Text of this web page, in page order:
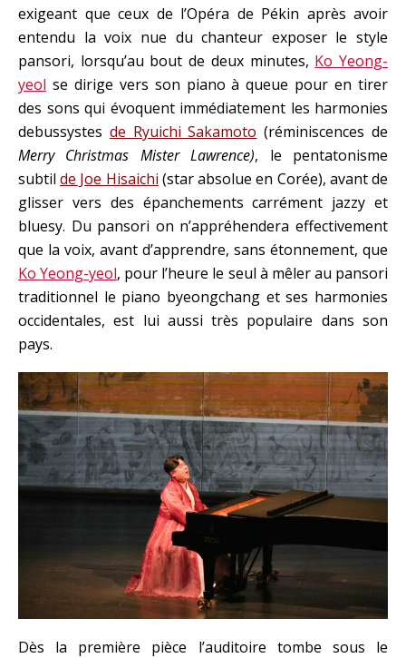
exigeant que ceux de l’Opéra de Pékin après avoir
entendu la voix nue du chanteur exposer le style
pansori, lorsqu’au bout de deux minutes, Ko Yeong-
yeol se dirige vers son piano à queue pour en tirer
des sons qui évoquent immédiatement les harmonies
debussystes de Ryuichi Sakamoto (réminiscences de
Merry Christmas Mister Lawrence), le pentatonisme
subtilde Joe Hisaichi (star absolue en Corée), avant de
glisser vers des épanchements carrément jazzy et
bluesy. Du pansori on n’appréhendera effectivement
que la voix, avant d’apprendre, sans étonnement, que
Ko Yeong-yeol, pour l’heure le seul à mêler au pansori
traditionnel le piano byeongchang et ses harmonies
occidentales, est lui aussi très populaire dans son
pays.
Dès la première pièce l’auditoire tombe sous le